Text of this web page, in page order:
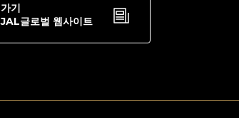
가기
JAL글로벌 웹사이트